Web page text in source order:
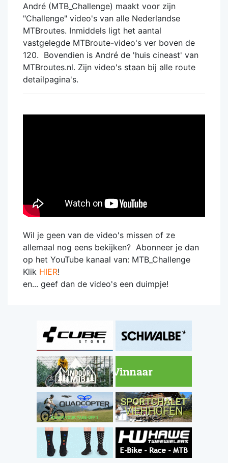
André (MTB_Challenge) maakt voor zijn
"Challenge" video's van alle Nederlandse
MTBroutes. Inmiddels ligt het aantal
vastgelegde MTBroute-video's ver boven de
120. Bovendien is André de 'huis cineast' van
MTBroutes.nl. Zijn video's staan bij alle route
detailpagina's.
Wil je geen van de video's missen of ze
allemaal nog eens bekijken? Abonneer je dan
op het YouTube kanaal van: MTB_Challenge
Klik HIER!
en... geef dan de video's een duimpje!